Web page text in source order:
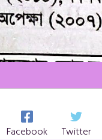
Facebook Twitter